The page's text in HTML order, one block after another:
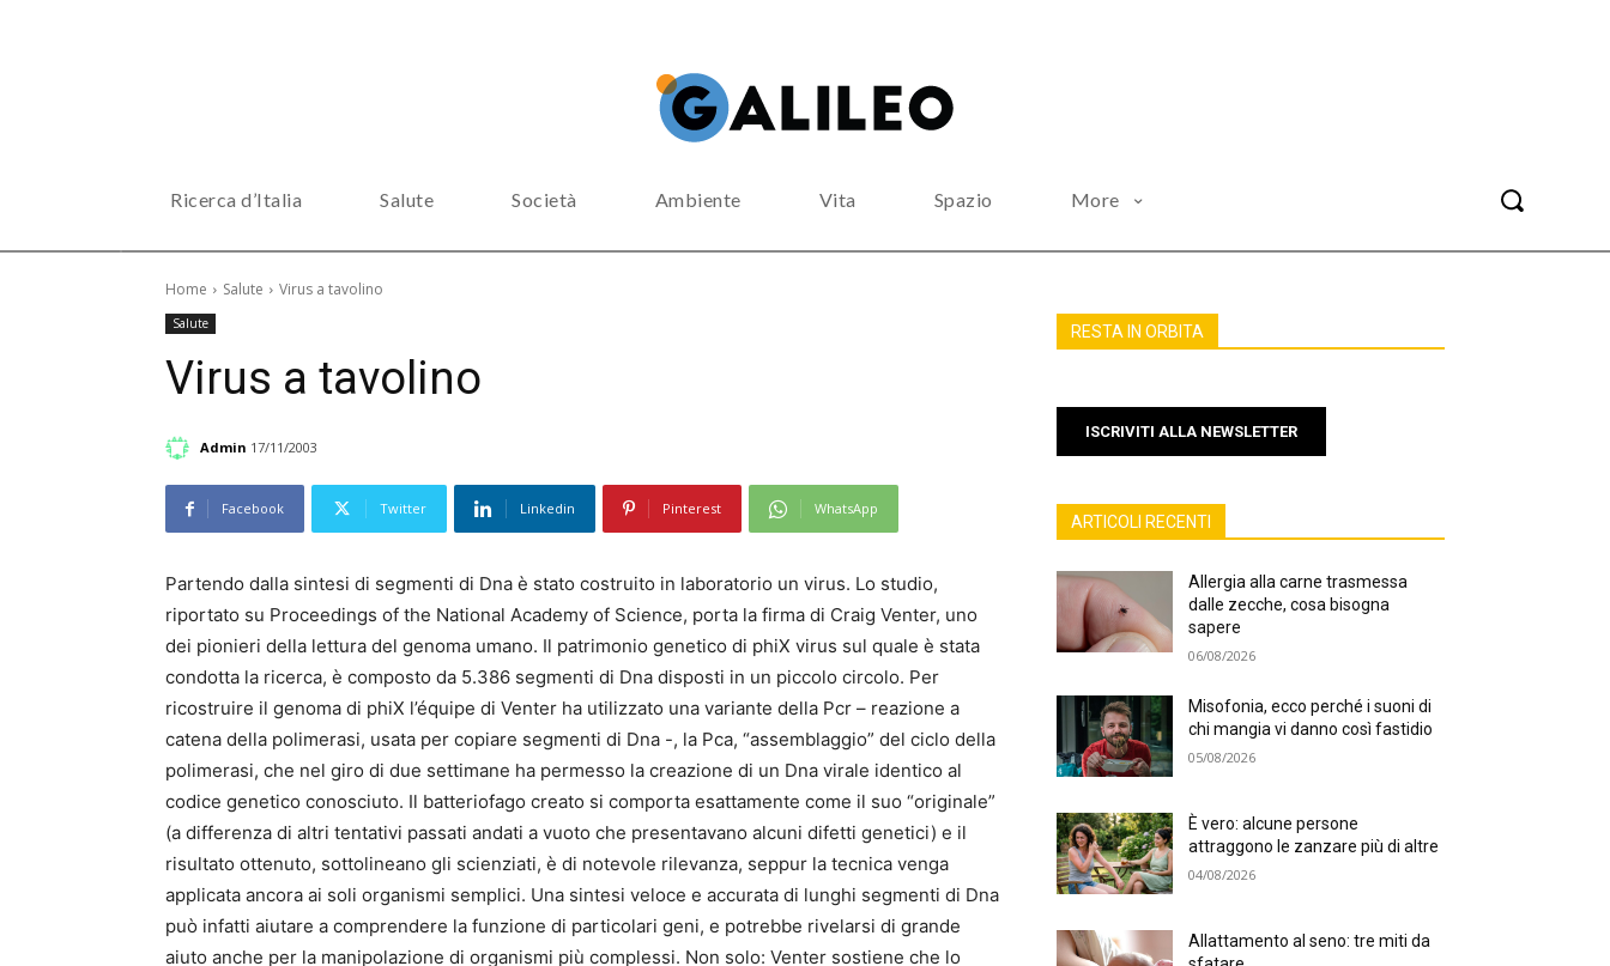
Ricerca d’Italia Salute Società Ambiente Vita Spazio More
Home Salute Virus a tavolino
Salute
Virus a tavolino
Admin 17/11/2003
Facebook Twitter Linkedin Pinterest WhatsApp
Partendo dalla sintesi di segmenti di Dna è stato costruito in laboratorio un virus. Lo studio,
riportato su Proceedings of the National Academy of Science, porta la firma di Craig Venter, uno
dei pionieri della lettura del genoma umano. Il patrimonio genetico di phiX virus sul quale è stata
condotta la ricerca, è composto da 5.386 segmenti di Dna disposti in un piccolo circolo. Per
ricostruire il genoma di phiX l’équipe di Venter ha utilizzato una variante della Pcr – reazione a
catena della polimerasi, usata per copiare segmenti di Dna -, la Pca, “assemblaggio” del ciclo della
polimerasi, che nel giro di due settimane ha permesso la creazione di un Dna virale identico al
codice genetico conosciuto. Il batteriofago creato si comporta esattamente come il suo “originale”
(a differenza di altri tentativi passati andati a vuoto che presentavano alcuni difetti genetici) e il
risultato ottenuto, sottolineano gli scienziati, è di notevole rilevanza, seppur la tecnica venga
applicata ancora ai soli organismi semplici. Una sintesi veloce e accurata di lunghi segmenti di Dna
può infatti aiutare a comprendere la funzione di particolari geni, e potrebbe rivelarsi di grande
aiuto anche per la manipolazione di organismi più complessi. Non solo: Venter sostiene che lo
RESTA IN ORBITA
ISCRIVITI ALLA NEWSLETTER
ARTICOLI RECENTI
Allergia alla carne trasmessa
dalle zecche, cosa bisogna
sapere
06/08/2026
Misofonia, ecco perché i suoni di
chi mangia vi danno così fastidio
05/08/2026
È vero: alcune persone
attraggono le zanzare più di altre
04/08/2026
Allattamento al seno: tre miti da